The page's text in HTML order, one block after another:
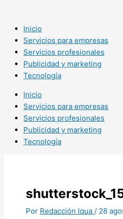
contenido
Inicio
Servicios para empresas
Servicios profesionales
Publicidad y marketing
Tecnología
Inicio
Servicios para empresas
Servicios profesionales
Publicidad y marketing
Tecnología
Por Redacción Iqua / 28